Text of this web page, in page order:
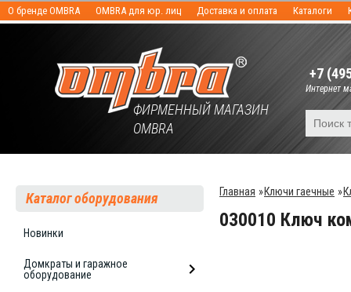
О бренде OMBRA OMBRA для юр. лиц Доставка и оплата Каталоги
ФИРМЕННЫЙ МАГАЗИН
OMBRA
+7
Интернет
Каталог оборудования
Новинки
Домкраты и гаражное
оборудование
Главная »Ключи гаечные »
030010 Ключ